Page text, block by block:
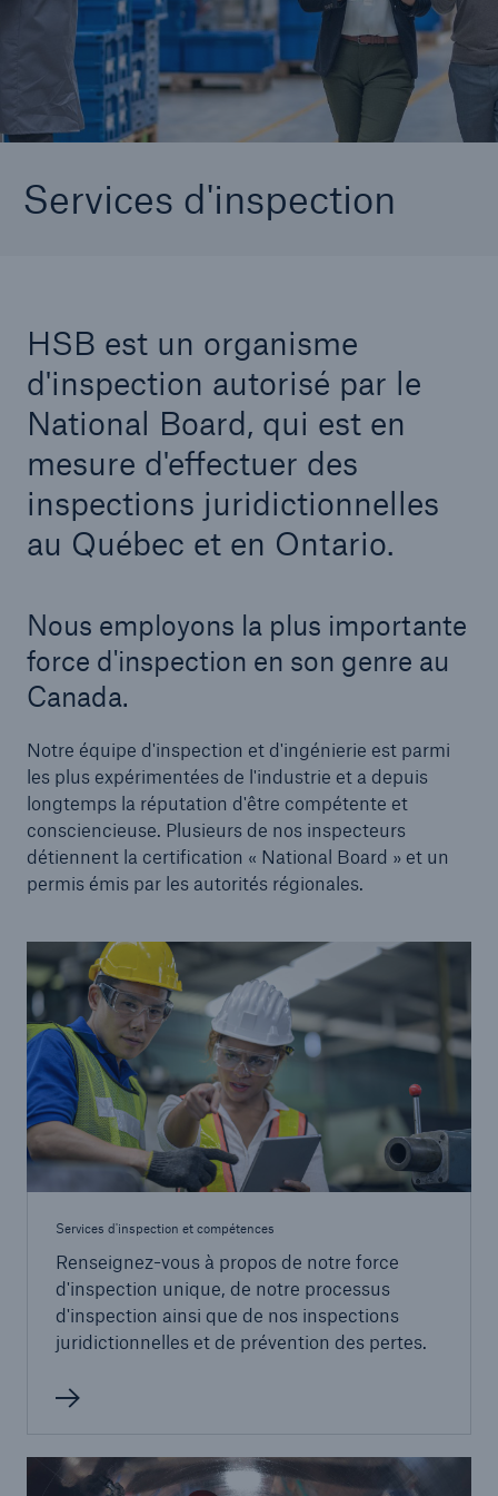
Services d'inspection
HSB est un organisme
d'inspection autorisé par le
National Board, qui est en
mesure d'effectuer des
inspections juridictionnelles
au Québec et en Ontario.
Nous employons la plus importante
force d'inspection en son genre au
Canada.
Notre équipe d'inspection et d'ingénierie est parmi
les plus expérimentées de l'industrie et a depuis
longtemps la réputation d'être compétente et
consciencieuse. Plusieurs de nos inspecteurs
détiennent la certification « National Board » et un
permis émis par les autorités régionales.
Services d'inspection et compétences
Renseignez-vous à propos de notre force
d'inspection unique, de notre processus
d'inspection ainsi que de nos inspections
juridictionnelles et de prévention des pertes.
Aller à la page
Inspections des équipements
Compétences d'inspection
Demander une inspection
Contacter le Service de l'inspection